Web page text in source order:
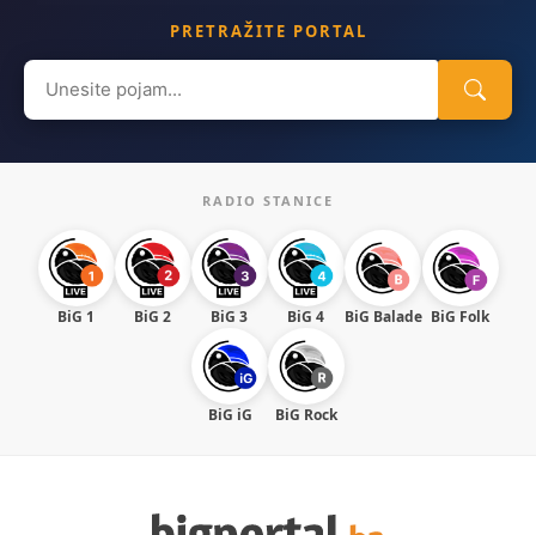
PRETRAŽITE PORTAL
Search
for:
RADIO STANICE
BiG 1 BiG 2 BiG 3 BiG 4 BiG Balade BiG Folk
BiG iG BiG Rock